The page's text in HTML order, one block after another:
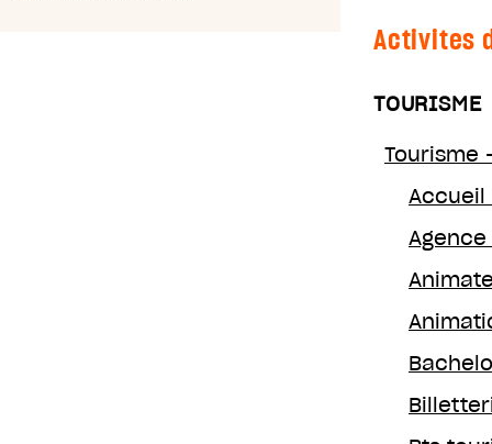
Activites
TOURISME
Tourisme